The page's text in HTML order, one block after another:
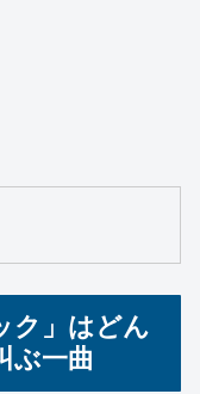
ク」はどん
ぶ一曲